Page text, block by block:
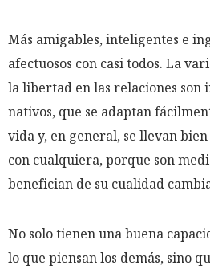
Más amigables, inteligentes e
afectuosos con casi todos. La
la libertad en las relaciones son
nativos, que se adaptan
vida y, en general, se llevan
con cualquiera, porque son
benefician de su cualidad
No solo tienen una buena
lo que piensan los demás, sino